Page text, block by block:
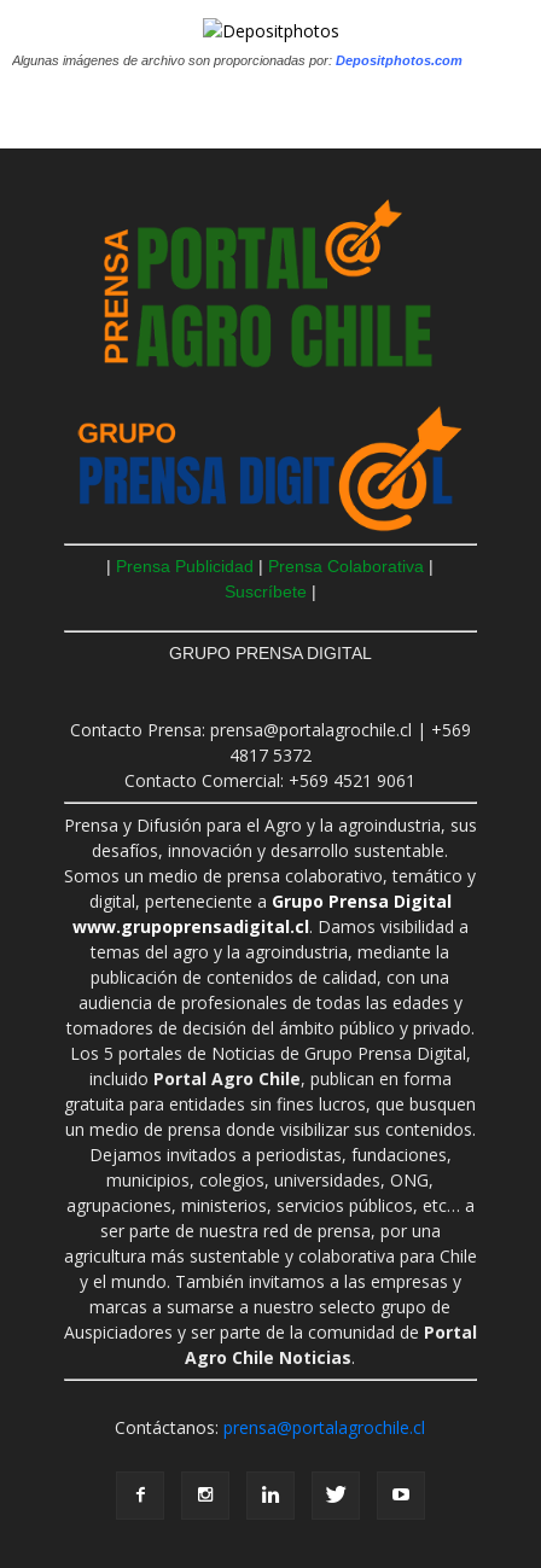
Algunas imágenes de archivo son proporcionadas por: Depositphotos.com
| Prensa Publicidad | Prensa Colaborativa |
Suscríbete |
GRUPO PRENSA DIGITAL
Contacto Prensa: prensa@portalagrochile.cl | +569
4817 5372
Contacto Comercial: +569 4521 9061
Prensa y Difusión para el Agro y la agroindustria, sus
desafíos, innovación y desarrollo sustentable.
Somos un medio de prensa colaborativo, temático y
digital, perteneciente a Grupo Prensa Digital
www.grupoprensadigital.cl. Damos visibilidad a
temas del agro y la agroindustria, mediante la
publicación de contenidos de calidad, con una
audiencia de profesionales de todas las edades y
tomadores de decisión del ámbito público y privado.
Los 5 portales de Noticias de Grupo Prensa Digital,
incluido Portal Agro Chile, publican en forma
gratuita para entidades sin fines lucros, que busquen
un medio de prensa donde visibilizar sus contenidos.
Dejamos invitados a periodistas, fundaciones,
municipios, colegios, universidades, ONG,
agrupaciones, ministerios, servicios públicos, etc… a
ser parte de nuestra red de prensa, por una
agricultura más sustentable y colaborativa para Chile
y el mundo. También invitamos a las empresas y
marcas a sumarse a nuestro selecto grupo de
Auspiciadores y ser parte de la comunidad de Portal
Agro Chile Noticias.
Contáctanos:prensa@portalagrochile.cl